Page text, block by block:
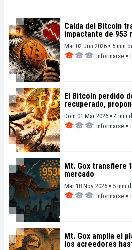
Caída del Bitcoin
impactante de 953
Mar 02 Jun 2026 ▪ 5 min
Informarse ▪
El Bitcoin perdido
recuperado,
hard fork
Dom 01 Mar 2026 ▪ 4 min
Informarse ▪
Mt. Gox transfiere
mercado
Mar 18 Nov 2025 ▪ 5 min
Informarse ▪
Mt. Gox amplía el
los acreedores